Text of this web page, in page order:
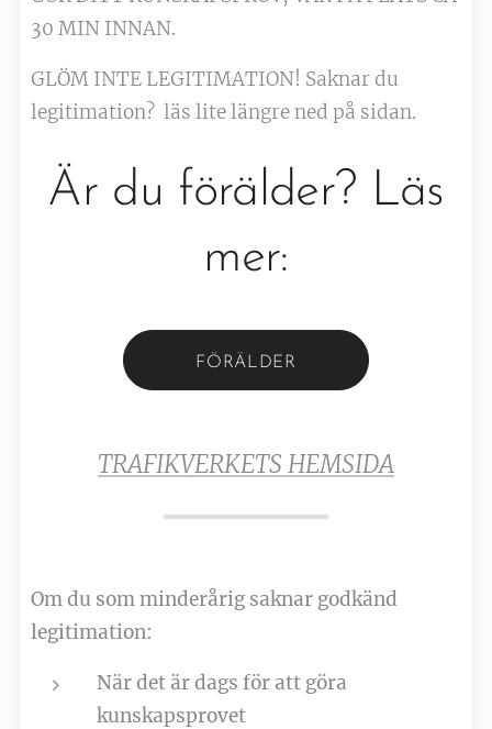
30 MIN INNAN.
GLÖM INTE LEGITIMATION! Saknar du
legitimation? läs lite längre ned på sidan.
Är du förälder? Läs
mer:
FÖRÄLDER
TRAFIKVERKETS HEMSIDA
Om du som minderårig saknar godkänd
legitimation:
När det är dags för att göra
kunskapsprovet